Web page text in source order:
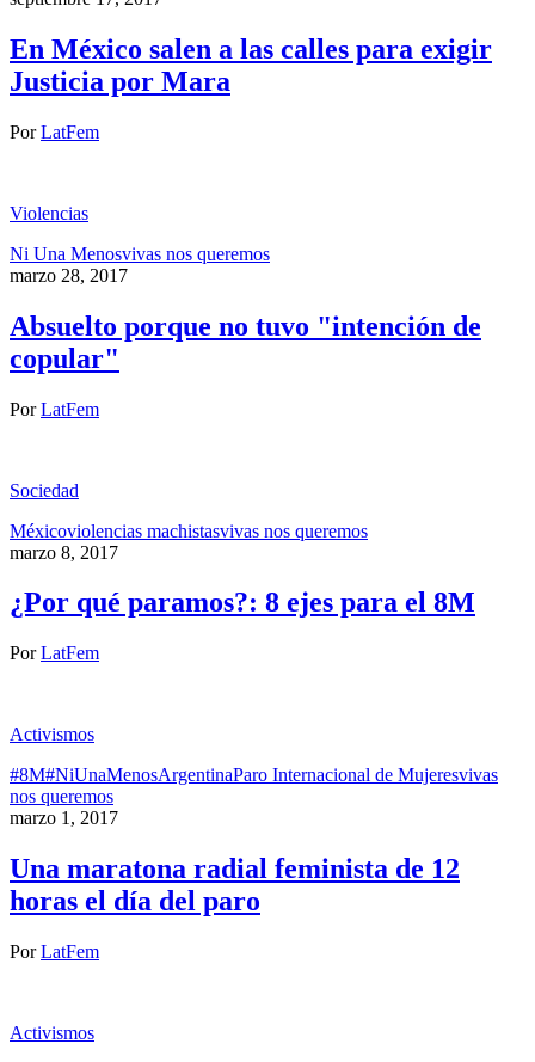
En México salen a las calles para exigir
Justicia por Mara
PorLatFem
Violencias
Ni Una Menosvivas nos queremos
marzo 28, 2017
Absuelto porque no tuvo "intención de
copular"
PorLatFem
Sociedad
Méxicoviolencias machistasvivas nos queremos
marzo 8, 2017
¿Por qué paramos?: 8 ejes para el 8M
PorLatFem
Activismos
#8M#NiUnaMenosArgentinaParo Internacional de Mujeresvivas
nos queremos
marzo 1, 2017
Una maratona radial feminista de 12
horas el día del paro
PorLatFem
Activismos